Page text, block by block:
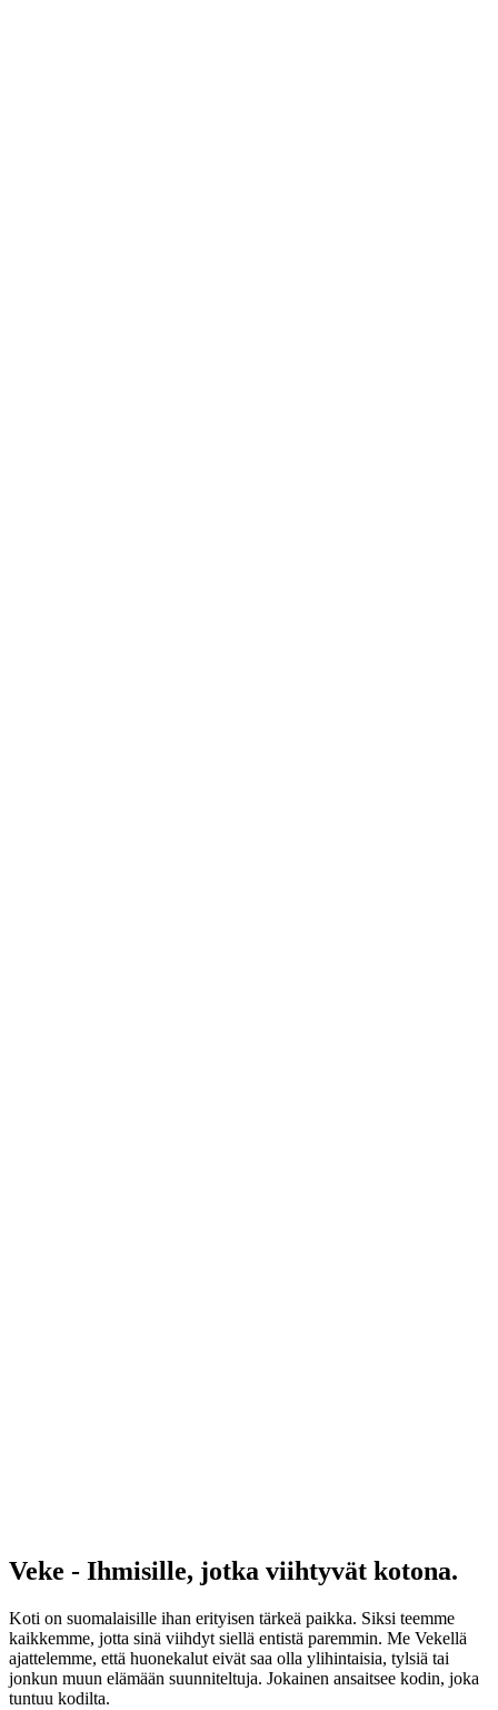
Veke - Ihmisille, jotka viihtyvät kotona.
Koti on suomalaisille ihan erityisen tärkeä paikka. Siksi teemme
kaikkemme, jotta sinä viihdyt siellä entistä paremmin. Me Vekellä
ajattelemme, että huonekalut eivät saa olla ylihintaisia, tylsiä tai
jonkun muun elämään suunniteltuja. Jokainen ansaitsee kodin, joka
tuntuu kodilta.